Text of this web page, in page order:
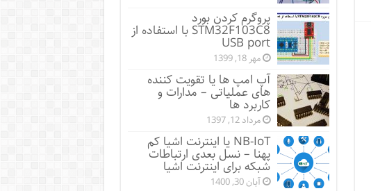
پروگرم کردن بورد
STM32F103C8 با استفاده از
USB port
مهر 18, 1399
آپ امپ ها یا تقویت کننده
های عملیاتی – مدارات و
کاربرد ها
مرداد 12, 1397
NB-IoT یا اینترنت اشیا کم
پهنا – نسل بعدی ارتباطات
شبکه برای اینترنت اشیا
آبان 30, 1400